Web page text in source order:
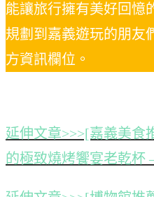
能讓旅行擁有美好回憶
規劃到嘉義遊玩的朋友
方資訊欄位。
延伸文章>>>[嘉義美食
的極致燒烤饗宴老乾杯